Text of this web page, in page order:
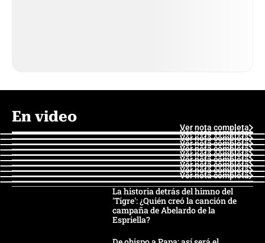
En video
Ver nota completa
Ver nota completa
Ver nota completa
Ver nota completa
Ver nota completa
Ver nota completa
Ver nota completa
Ver nota completa
Ver nota completa
Ver nota completa
La historia detrás del himno del
'Tigre': ¿Quién creó la canción de
campaña de Abelardo de la
Espriella?